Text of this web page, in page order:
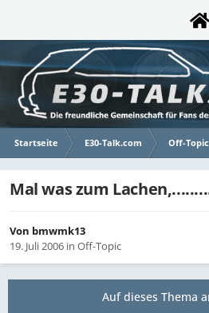
Startseite E30-Talk.com Off-Topic
Mal was zum
Von bmwmk13
19. Juli 2006 in Off-Topic
Auf dieses Thema